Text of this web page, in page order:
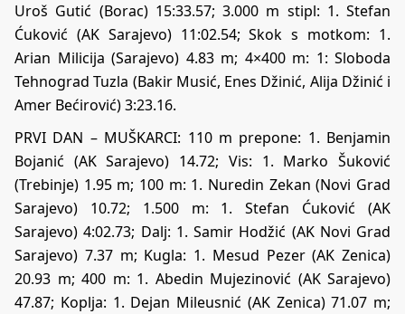
Uroš Gutić (Borac) 15:33.57; 3.000 m stipl: 1. Stefan
Ćuković (AK Sarajevo) 11:02.54; Skok s motkom: 1.
Arian Milicija (Sarajevo) 4.83 m; 4×400 m: 1: Sloboda
Tehnograd Tuzla (Bakir Musić, Enes Džinić, Alija Džinić i
Amer Bećirović) 3:23.16.
PRVI DAN – MUŠKARCI: 110 m prepone: 1. Benjamin
Bojanić (AK Sarajevo) 14.72; Vis: 1. Marko Šuković
(Trebinje) 1.95 m; 100 m: 1. Nuredin Zekan (Novi Grad
Sarajevo) 10.72; 1.500 m: 1. Stefan Ćuković (AK
Sarajevo) 4:02.73; Dalj: 1. Samir Hodžić (AK Novi Grad
Sarajevo) 7.37 m; Kugla: 1. Mesud Pezer (AK Zenica)
20.93 m; 400 m: 1. Abedin Mujezinović (AK Sarajevo)
47.87; Koplja: 1. Dejan Mileusnić (AK Zenica) 71.07 m;